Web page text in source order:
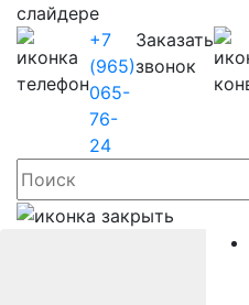
+7
(965)
065-
76-
24
Заказать
звонок